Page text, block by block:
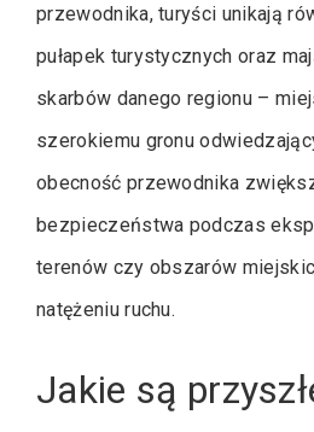
przewodnika, turyści unikają
pułapek turystycznych oraz
skarbów danego regionu –
szerokiemu gronu
obecność przewodnika
bezpieczeństwa podczas
terenów czy obszarów
natężeniu ruchu.
Jakie są